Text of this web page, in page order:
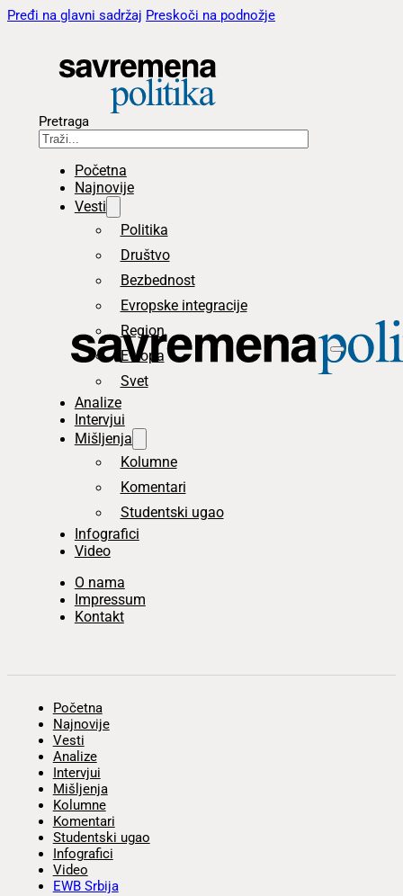
Pređi na glavni sadržaj Preskoči na podnožje
Pretraga
Početna
Najnovije
Vesti
Politika
Društvo
Bezbednost
Evropske integracije
Region
Evropa
Svet
Analize
Intervjui
Mišljenja
Kolumne
Komentari
Studentski ugao
Infografici
Video
O nama
Impressum
Kontakt
Početna
Najnovije
Vesti
Analize
Intervjui
Mišljenja
Kolumne
Komentari
Studentski ugao
Infografici
Video
EWB Srbija